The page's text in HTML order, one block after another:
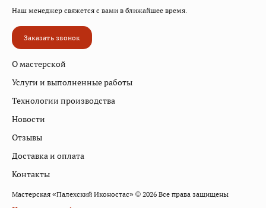
О мастерской
Услуги и выполненные работы
Технологии производства
Новости
Отзывы
Доставка и оплата
Контакты
Наш менеджер свяжется с вами в ближайшее время.
Заказать звонок
Мастерская «Палехский Иконостас» © 2026 Все права защищены